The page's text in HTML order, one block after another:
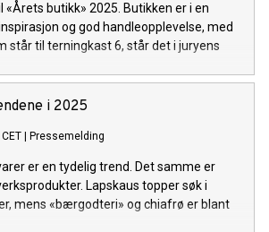
butikk» 2025. Butikken er i en
og god handleopplevelse, med
står til terningkast 6, står det i juryens
i 2025
Pressemelding
er en tydelig trend. Det samme er
Lapskaus topper søk i
mens «bærgodteri» og chiafrø er blant